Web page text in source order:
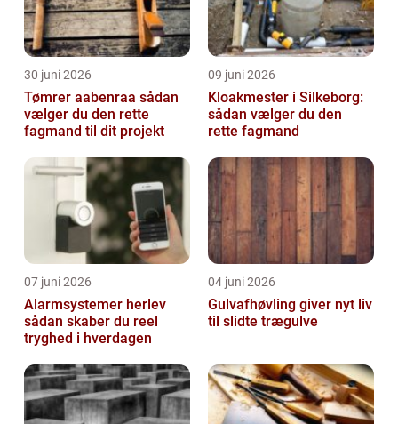
30 juni 2026
Tømrer aabenraa sådan
vælger du den rette
fagmand til dit projekt
09 juni 2026
Kloakmester i Silkeborg:
sådan vælger du den
rette fagmand
07 juni 2026
Alarmsystemer herlev
sådan skaber du reel
tryghed i hverdagen
04 juni 2026
Gulvafhøvling giver nyt liv
til slidte trægulve